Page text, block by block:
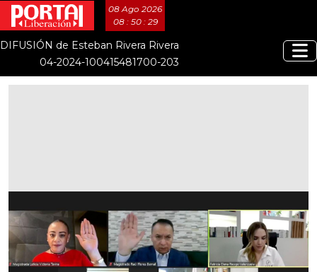
08 Ago 2026
08 : 50 : 30
DIFUSIÓN de Esteban Rivera Rivera
04-2024-100415481700-203